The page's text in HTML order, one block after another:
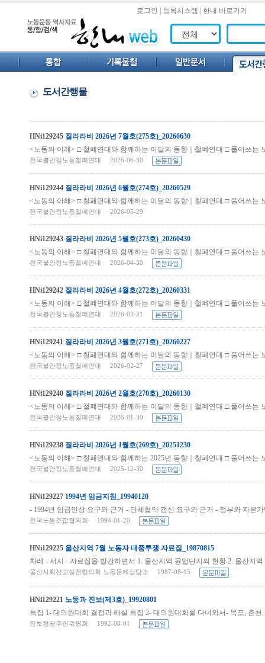
로그인 등록시스템 한내 바로가기
도서간행물
HNi129245 질라라비 2026년 7월호(275호)_20260630
<노동의 이해> □ 철폐연대와 함께하는 이달의 동향｜철폐연대 □ 풀어쓰
전국불안정노동철폐연대 2026-06-30
HNi129244 질라라비 2026년 6월호(274호)_20260529
<노동의 이해> □ 철폐연대와 함께하는 이달의 동향｜철폐연대 □ 풀어쓰
전국불안정노동철폐연대 2026-05-29
HNi129243 질라라비 2026년 5월호(273호)_20260430
<노동의 이해> □ 철폐연대와 함께하는 이달의 동향｜철폐연대 □ 풀어쓰
전국불안정노동철폐연대 2026-04-30
HNi129242 질라라비 2026년 4월호(272호)_20260331
<노동의 이해> □ 철폐연대와 함께하는 이달의 동향｜철폐연대 □ 풀어쓰
전국불안정노동철폐연대 2026-03-31
HNi129241 질라라비 2026년 3월호(271호)_20260227
<노동의 이해> □ 철폐연대와 함께하는 이달의 동향｜철폐연대 □ 풀어쓰는
전국불안정노동철폐연대 2026-02-27
HNi129240 질라라비 2026년 2월호(270호)_20260130
<노동의 이해> □ 철폐연대와 함께하는 이달의 동향｜철폐연대 □ 풀어쓰
전국불안정노동철폐연대 2026-01-30
HNi129238 질라라비 2026년 1월호(269호)_20251230
<노동의 이해> □ 철폐연대와 함께하는 2025년 동향｜철폐연대 □ 풀어쓰
전국불안정노동철폐연대 2025-12-30
HNi129227 1994년 임금지침_19940120
- 1994년 임금인상 요구와 근거 - 단체협약 갱신 요구와 근거 - 정부와 자본
전국노동조합협의회 1994-01-20
HNi129225 울산지역 7월 노동자 대중투쟁 자료집_19870815
차례 - 서시 - 자료집을 발간하면서 1. 울산지역 공업단지의 현황 2. 울산지
울산사회선교실천협의회 노동문제상담소 1987-08-15
HNi129221 노동과 진보(제3호)_19920801
특집 1- 대의원대회 결정과 해설 특집 2- 대의원대회를 다녀와서- 목포, 춘
진보정당추진위원회 1992-08-01